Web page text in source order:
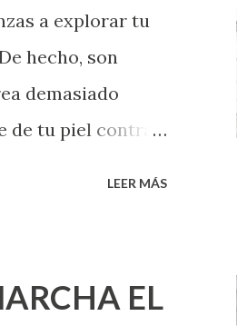
a explorar tu
hecho, son
demasiado
de tu piel contra
tenido relaciones
LEER MÁS
EL